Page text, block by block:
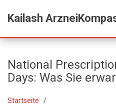
Kailash
National
Days: Was Sie
Startseite